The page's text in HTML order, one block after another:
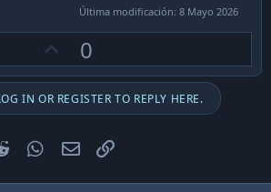
Última modificación: 8 Mayo 2026
p
v
o
t
e
0
IN OR REGISTER TO REPLY HERE.
Reddit WhatsApp
Email